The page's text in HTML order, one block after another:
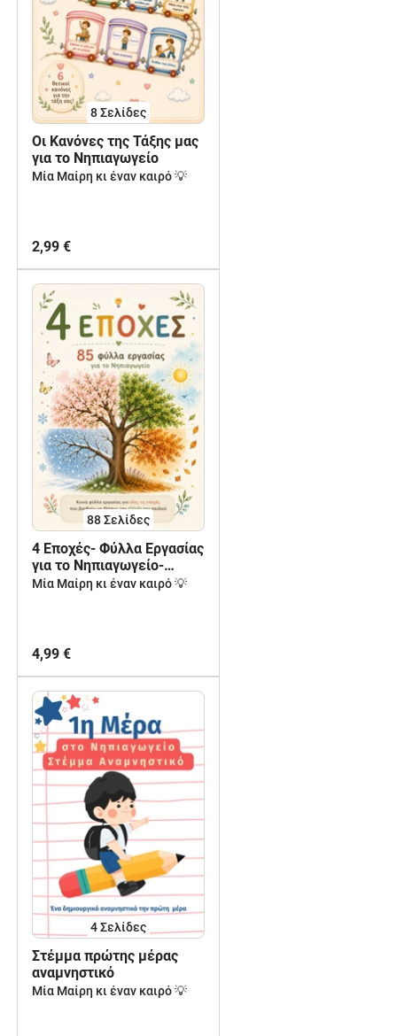
8Σελίδες
Οι Κανόνες της Τάξης μας
για το Νηπιαγωγείο
Μία Μαίρη κι έναν καιρό 💡
2,99 €
88Σελίδες
4 Εποχές- Φύλλα Εργασίας
για το Νηπιαγωγείο-
Portfolio & Αξιολόγηση
Μία Μαίρη κι έναν καιρό 💡
4,99 €
4Σελίδες
Στέμμα πρώτης μέρας
αναμνηστικό
Μία Μαίρη κι έναν καιρό 💡